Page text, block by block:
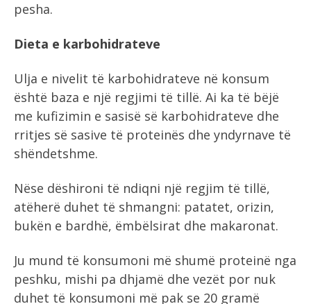
pesha.
Dieta e karbohidrateve
Ulja e nivelit të karbohidrateve në konsum
është baza e një regjimi të tillë. Ai ka të bëjë
me kufizimin e sasisë së karbohidrateve dhe
rritjes së sasive të proteinës dhe yndyrnave të
shëndetshme.
Nëse dëshironi të ndiqni një regjim të tillë,
atëherë duhet të shmangni: patatet, orizin,
bukën e bardhë, ëmbëlsirat dhe makaronat.
Ju mund të konsumoni më shumë proteinë nga
peshku, mishi pa dhjamë dhe vezët por nuk
duhet të konsumoni më pak se 20 gramë